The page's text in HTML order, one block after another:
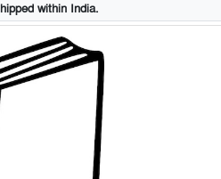
within India.